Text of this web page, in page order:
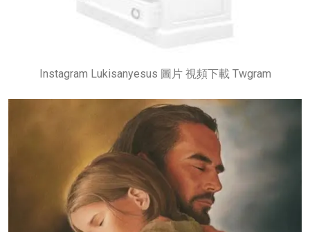
Instagram Lukisanyesus 圖片 視頻下載 Twgram